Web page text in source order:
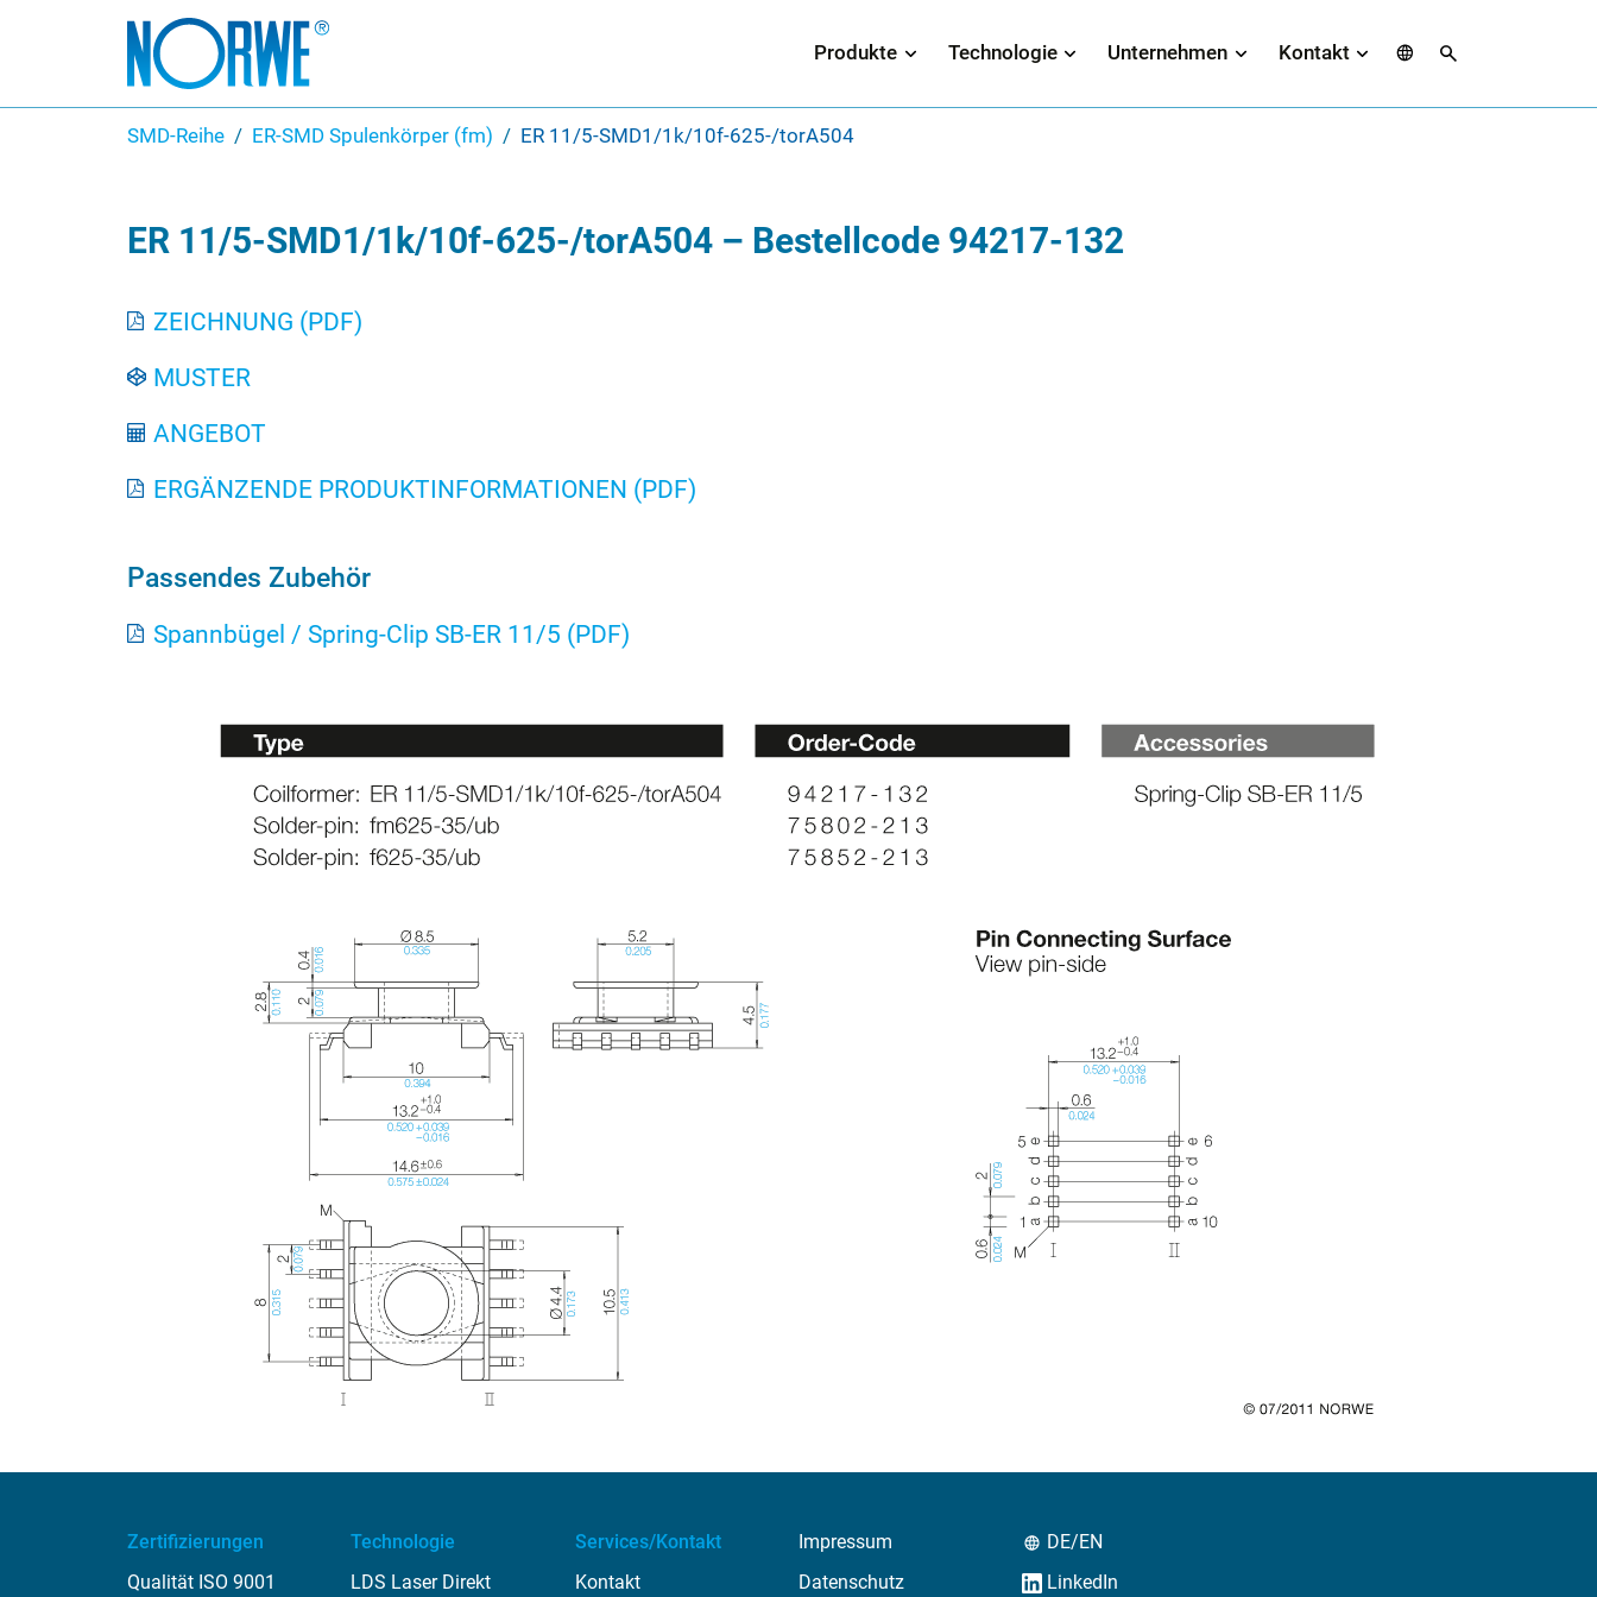
Produkte Technologie Unternehmen Kontakt SpacheSuche
SMD-Reihe ER-SMD Spulenkörper (fm) ER 11/5-SMD1/1k/10f-625-/torA504
ER 11/5-SMD1/1k/10f-625-/torA504 – Bestellcode 94217-132
ZEICHNUNG (PDF)
MUSTER
ANGEBOT
ERGÄNZENDE PRODUKTINFORMATIONEN (PDF)
Passendes Zubehör
Spannbügel / Spring-Clip SB-ER 11/5 (PDF)
Zertifizierungen
Qualität ISO 9001
Technologie
LDS Laser Direkt
Services/Kontakt
Kontakt
Impressum
Datenschutz
DE/EN
LinkedIn